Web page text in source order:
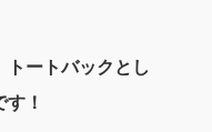
トートバックとし
！